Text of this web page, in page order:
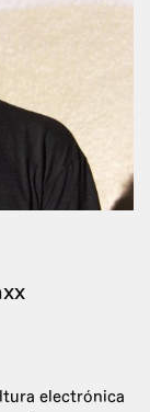
electrónica